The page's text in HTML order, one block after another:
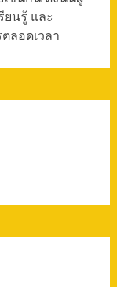
นรู้ และ
ลอดเวลา